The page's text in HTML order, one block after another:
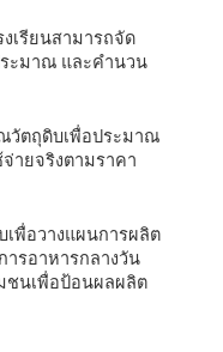
เรียนสามารถจัด
ะมาณ และคำนวน
วัตถุดิบเพื่อประมาณ
ายจริงตามราคา
พื่อวางแผนการผลิต
ารอาหารกลางวัน
ชนเพื่อป้อนผลผลิต